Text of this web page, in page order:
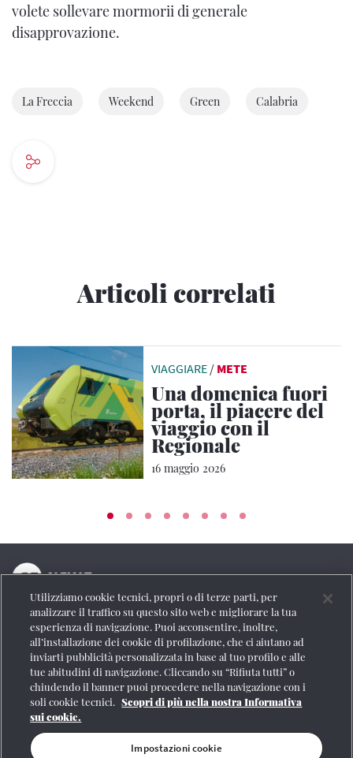
volete sollevare mormorii di generale
disapprovazione.
La Freccia Weekend Green Calabria
Articoli correlati
VIAGGIARE / METE
Una domenica fuori
porta, il piacere del
viaggio con il
Regionale
16 maggio 2026
La testata online del Gruppo FS Italiane
Social
Se vuoi contattarci o avere altre informazioni
CONTATTI
Utilizziamo cookie tecnici, propri o di terze parti, per
analizzare il traffico su questo sito web e migliorare la tua
esperienza di navigazione. Puoi acconsentire, inoltre,
all’installazione dei cookie di profilazione, che ci aiutano ad
inviarti pubblicità personalizzata in base al tuo profilo e alle
tue abitudini di navigazione. Cliccando su “Rifiuta tutti” o
chiudendo il banner puoi procedere nella navigazione con i
soli cookie tecnici. Scopri di più nella nostra Informativa
sui cookie.
Impostazioni cookie